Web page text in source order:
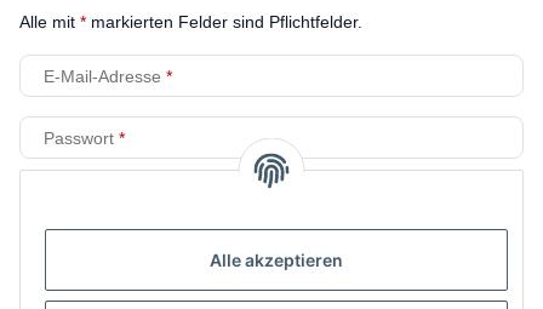
Alle akzeptieren
Alle mit * markierten Felder sind Pflichtfelder.
E-Mail-Adresse
Passwort
Neu hier? Jetzt registrieren!